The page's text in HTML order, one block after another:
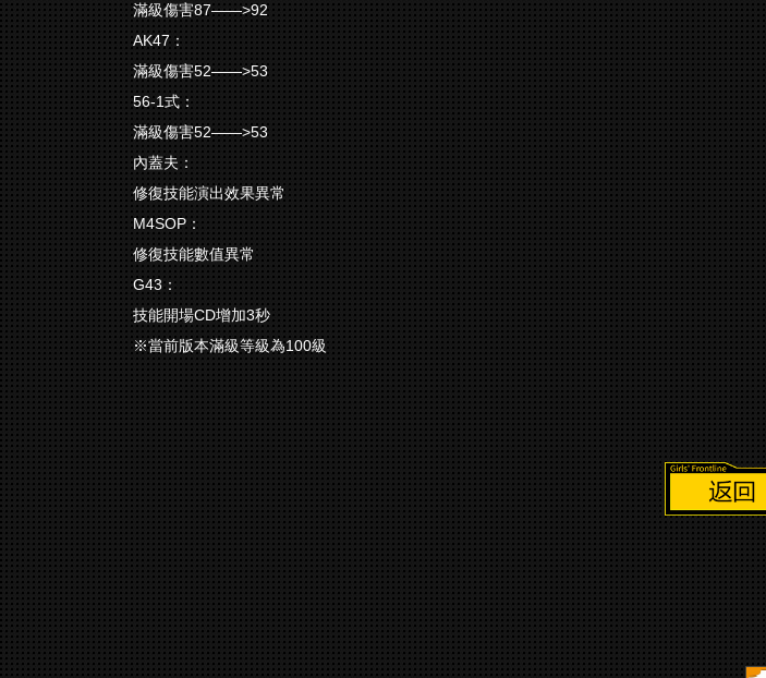
滿級傷害87——>92
AK47：
滿級傷害52——>53
56-1式：
滿級傷害52——>53
內蓋夫：
修復技能演出效果異常
M4SOP：
修復技能數值異常
G43：
技能開場CD增加3秒
※當前版本滿級等級為100級